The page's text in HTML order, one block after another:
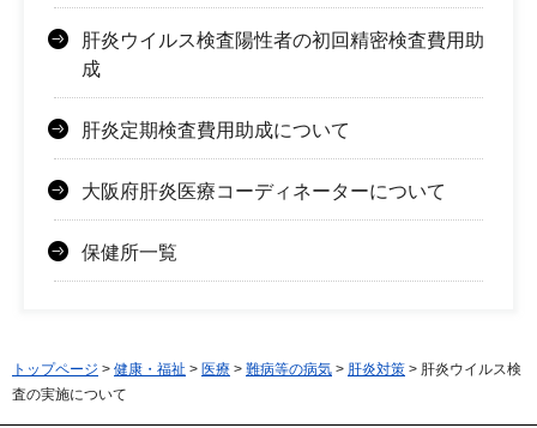
肝炎ウイルス検査陽性者の初回精密検査費用助
成
肝炎定期検査費用助成について
大阪府肝炎医療コーディネーターについて
保健所一覧
トップページ > 健康・福祉 > 医療 > 難病等の病気 > 肝炎対策 > 肝炎ウイルス検
査の実施について